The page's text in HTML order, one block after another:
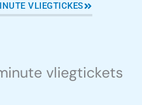
VLIEGTICKES
vliegtickets